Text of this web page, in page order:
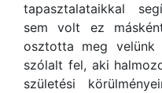
tapasztalataikkal
sem volt ez
osztotta meg velünk
szólalt fel, aki
születési